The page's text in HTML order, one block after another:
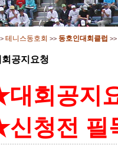
테니스동호회 >> 동호인대회클럽 >>
회공지요청
회공지
청전 필